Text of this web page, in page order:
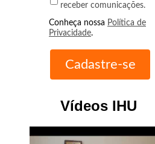
receber comunicações.
Conheça nossa Política de
Privacidade.
Vídeos IHU